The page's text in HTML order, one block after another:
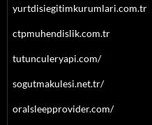
yurtdisiegitimkurumlari.com.tr
ctpmuhendislik.com.tr
tutunculeryapi.com/
sogutmakulesi.net.tr/
oralsleepprovider.com/